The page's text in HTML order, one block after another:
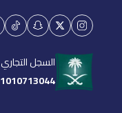
السجل التجاري
1010713044